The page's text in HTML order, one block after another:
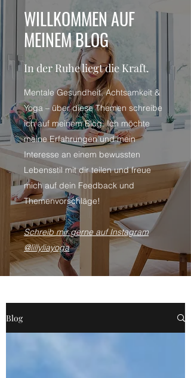
WILLKOMMEN AUF
MEINEM BLOG
In der Ruhe liegt die Kraft.
Mentale Gesundheit, Achtsamkeit &
Yoga – über diese Themen schreibe
ich auf meinem Blog. Ich möchte
meine Erfahrungen und mein
Interesse an einem bewussten
Lebensstil mit dir teilen und freue
mich auf dein Feedback und
Themenvorschläge!
Schreib mir gerne auf Instagram
@lillyliayoga
Blog